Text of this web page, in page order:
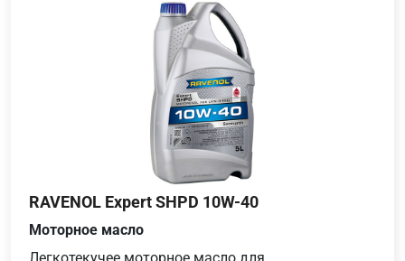
RAVENOL Expert SHPD 10W-40
Моторное масло